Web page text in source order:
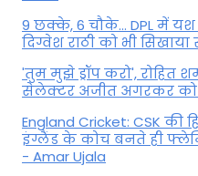
9 छक्के, 6 चौके... DPL में
द‍िग्वेश राठी को भी
'तुम मुझे ड्रॉप करो', रोहित
सेलेक्टर अजीत अगरकर को
England Cricket: CSK की
इंग्लैंड के कोच बनते ही
- Amar Ujala